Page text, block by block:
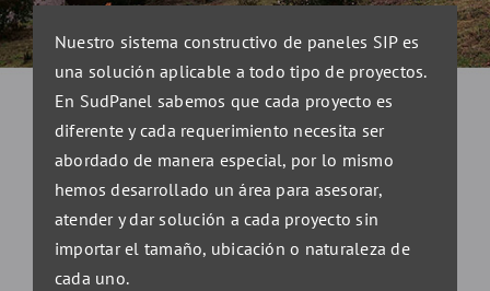
Nuestro sistema constructivo de paneles SIP es
una solución aplicable a todo tipo de proyectos.
En SudPanel sabemos que cada proyecto es
diferente y cada requerimiento necesita ser
abordado de manera especial, por lo mismo
hemos desarrollado un área para asesorar,
atender y dar solución a cada proyecto sin
importar el tamaño, ubicación o naturaleza de
cada uno.